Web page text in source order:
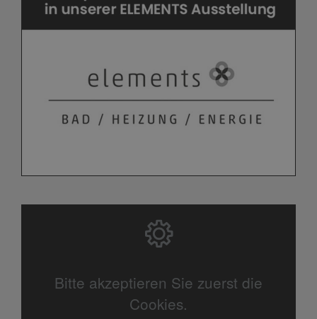
Bitte akzeptieren Sie zuerst die
Cookies.